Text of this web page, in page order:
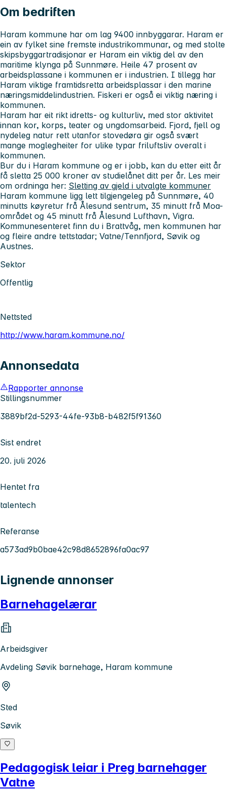
Om bedriften
Haram kommune har om lag 9400 innbyggarar. Haram er
ein av fylket sine fremste industrikommunar, og med stolte
skipsbyggartradisjonar er Haram ein viktig del av den
maritime klynga på Sunnmøre. Heile 47 prosent av
arbeidsplassane i kommunen er i industrien. I tillegg har
Haram viktige framtidsretta arbeidsplassar i den marine
næringsmiddelindustrien. Fiskeri er også ei viktig næring i
kommunen.
Haram har eit rikt idretts- og kulturliv, med stor aktivitet
innan kor, korps, teater og ungdomsarbeid. Fjord, fjell og
nydeleg natur rett utanfor stovedøra gir også svært
mange moglegheiter for ulike typar friluftsliv overalt i
kommunen.
Bur du i Haram kommune og er i jobb, kan du etter eitt år
få sletta 25 000 kroner av studielånet ditt per år. Les meir
om ordninga her: Sletting av gjeld i utvalgte kommuner
Haram kommune ligg lett tilgjengeleg på Sunnmøre, 40
minutts køyretur frå Ålesund sentrum, 35 minutt frå Moa-
området og 45 minutt frå Ålesund Lufthavn, Vigra.
Kommunesenteret finn du i Brattvåg, men kommunen har
og fleire andre tettstadar; Vatne/Tennfjord, Søvik og
Austnes.
Sektor
Offentlig
Nettsted
http://www.haram.kommune.no/
Annonsedata
Rapporter annonse
Stillingsnummer
3889bf2d-5293-44fe-93b8-b482f5f91360
Sist endret
20. juli 2026
Hentet fra
talentech
Referanse
a573ad9b0bae42c98d8652896fa0ac97
Lignende annonser
Barnehagelærar
Arbeidsgiver
Avdeling Søvik barnehage, Haram kommune
Sted
Søvik
Pedagogisk leiar i Preg barnehager
Vatne